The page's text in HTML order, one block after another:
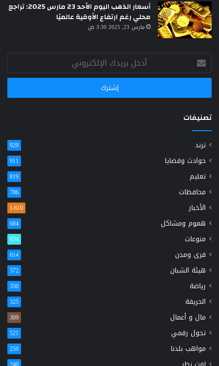
أسعار الذهب اليوم الأحد 23 مارس 2025: تراجع
محلي رغم ارتفاع الأوقية عالميًا
مارس 23, 2025 3:30 ص
أدخل
بريدك
الإلكتروني
تصنيفات
ترند 929
حوادث وقضايا 911
تعليم 819
محافظات 786
الأخبار 1٬819
هموم ومشاكل 684
منوعات 634
قرى ومدن 614
هيئة الشبان 372
رياضة 350
الحريفة 325
مال و أعمال 309
تحول رقمي 521
مواهب بلدنا 259